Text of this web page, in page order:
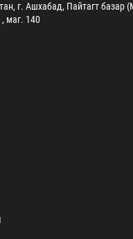
г. Ашхабад, Пайтагт базар
маг. 140